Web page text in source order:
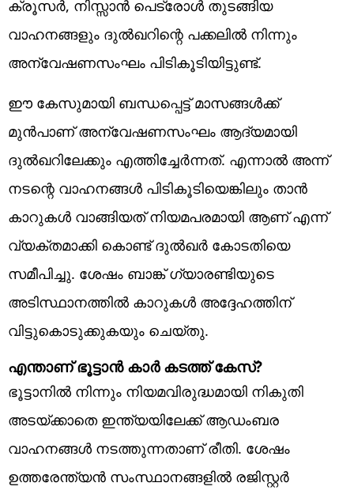
ക്രൂസർ, നിസ്സാൻ പെട്രോൾ തുടങ്ങിയ
വാഹനങ്ങളും ദുൽഖറിന്റെ പക്കലിൽ നിന്നും
അന്വേഷണസംഘം പിടികൂടിയിട്ടുണ്ട്.
ഈ കേസുമായി ബന്ധപ്പെട്ട് മാസങ്ങൾക്ക്
മുൻപാണ് അന്വേഷണസംഘം ആദ്യമായി
ദുൽഖറിലേക്കും എത്തിച്ചേർന്നത്. എന്നാൽ അന്ന്
നടന്റെ വാഹനങ്ങൾ പിടികൂടിയെങ്കിലും താൻ
കാറുകൾ വാങ്ങിയത് നിയമപരമായി ആണ് എന്ന്
വ്യക്തമാക്കി കൊണ്ട് ദുൽഖർ കോടതിയെ
സമീപിച്ചു. ശേഷം ബാങ്ക് ​ഗ്യാരണ്ടിയുടെ
അടിസ്ഥാനത്തിൽ കാറുകൾ അദ്ദേഹത്തിന്
വിട്ടുകൊടുക്കുകയും ചെയ്തു.
എന്താണ് ഭൂട്ടാൻ കാർ കടത്ത് കേസ്?
ഭൂട്ടാനിൽ നിന്നും നിയമവിരുദ്ധമായി നികുതി
അടയ്ക്കാതെ ഇന്ത്യയിലേക്ക് ആഡംബര
വാഹനങ്ങൾ നടത്തുന്നതാണ് രീതി. ശേഷം
ഉത്തരേന്ത്യൻ സംസ്ഥാനങ്ങളിൽ രജിസ്റ്റർ